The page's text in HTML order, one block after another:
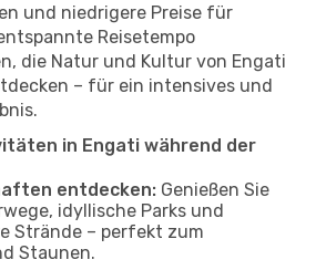
und niedrigere Preise für
Reisetempo
die Natur und Kultur von Engati
– für ein intensives und
in Engati während der
entdecken: Genießen Sie
idyllische Parks und
Strände – perfekt zum
Staunen.